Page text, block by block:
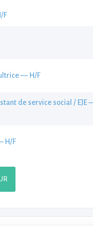
F
— H/F
de service social / EJE
H/F